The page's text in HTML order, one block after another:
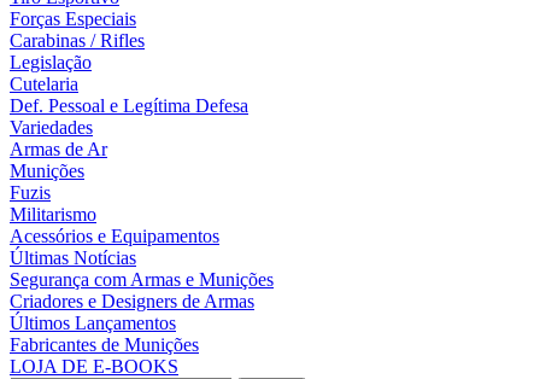
Forças Especiais
Carabinas / Rifles
Legislação
Cutelaria
Def. Pessoal e Legítima Defesa
Variedades
Armas de Ar
Munições
Fuzis
Militarismo
Acessórios e Equipamentos
Últimas Notícias
Segurança com Armas e Munições
Criadores e Designers de Armas
Últimos Lançamentos
Fabricantes de Munições
LOJA DE E-BOOKS